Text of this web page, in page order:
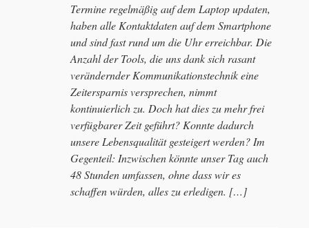
Termine regelmäßig auf dem Laptop updaten,
haben alle Kontaktdaten auf dem Smartphone
und sind fast rund um die Uhr erreichbar. Die
Anzahl der Tools, die uns dank sich rasant
verändernder Kommunikationstechnik eine
Zeitersparnis versprechen, nimmt
kontinuierlich zu. Doch hat dies zu mehr frei
verfügbarer Zeit geführt? Konnte dadurch
unsere Lebensqualität gesteigert werden? Im
Gegenteil: Inzwischen könnte unser Tag auch
48 Stunden umfassen, ohne dass wir es
schaffen würden, alles zu erledigen. […]